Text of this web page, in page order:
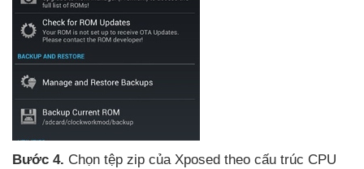
Bước 4. Chọn tệp zip của Xposed theo cấu trúc CPU